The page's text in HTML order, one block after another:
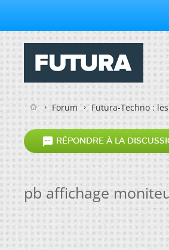
Forum Futura-Techno :
 RÉPONDRE À LA
pb affichage